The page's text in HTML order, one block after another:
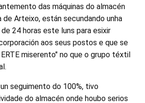
das máquinas do almacén
Arteixo, están secundando unha
24 horas este luns para esixir
aos seus postos e que se
miserento" no que o grupo téxtil
seguimento do 100%, tivo
do almacén onde houbo serios